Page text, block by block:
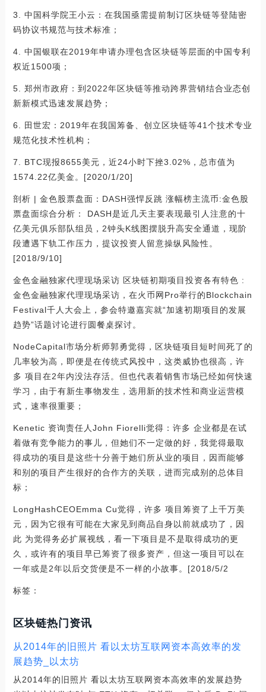
3. 中国科学院王小云：在我国亟需提前制订区块链等登陆密
码协议书规范与技术标准；
4. 中国银联在2019年申请办理包含区块链等层面的中国专利
权近1500项；
5. 郑州市政府：到2022年区块链等推动跨界营销结合业态创
新新模式迅速发展趋势；
6. 田世宏：2019年在我国筹备、创立区块链等41个技术专业
规范化技术性机构；
7. BTC现报8655美元，近24小时下挫3.02%，总市值为
1574.22亿美金。[2020/1/20]
剖析 | 金色股票盘面：DASH强悍反跳 涨幅榜主流币:金色股
票盘面综合分析： DASH是近几天主要表现最引人注意的十
亿美元俱乐部队组员，2钟头K线图摆脱升高安全通道，现阶
段遭遇下轨工作压力，提议投资人留意操纵风险性。
[2018/9/10]
金色金融独家代理现场采访 区块链初期项目投资各有特色 :
金色金融独家代理现场采访，在火币网Pro举行的Blockchain
Festival千人大会上，参会特邀嘉宾就“加速初期项目的发展
趋势”话题讨论进行圆餐桌探讨。
NodeCapital市场分析师郭勇觉得，区块链项目短时间死了的
几率较为高，即便是在传统式风投中，这类威协也很高，许
多 项目在2年内没法存活。但也代表着销售市场已经如何快速
学习，由于有新生事物发生，选用新的技术性和商业运营模
式，速率很重要；
Kenetic 资询责任人John Fiorelli觉得：许多 企业都是在试
着做有竞争能力的事儿，但她们不一定做的好，我觉得最取
得成功的项目是这些十分善于她们所从业的项目，因而能够
和别的项目产生很好的合作方的关联，进而完成别的总体目
标；
LongHashCEOEmma Cu觉得，许多 项目筹资了上千万美
元，因为它很有可能在大家见到商品自身以前就成功了，因
此 为觉得务必扩展视线，看一下项目是不是取得成功的更
久，或许有的项目早已筹资了很多资产，但这一项目可以在
一年或是2年以后交货便是不一样的小故事。[2018/5/2
标签：
区块链热门资讯
从2014年的旧照片 看以太坊互联网资本高效率的发
展趋势_以太坊
从2014年的旧照片 看以太坊互联网资本高效率的发展趋势